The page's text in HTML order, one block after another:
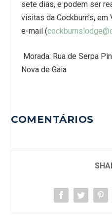
sete dias, e podem ser
visitas da Cockburn’s, em
e-mail (
Morada: Rua de Serpa
Nova de Gaia
COMENTÁRIOS